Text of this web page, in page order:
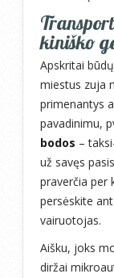
kiniško
Apskritai
miestus zuja
primenantys
pavadinimu,
bodos –
už savęs
praverčia per
persėskite
vairuotojas.
Aišku, joks
diržai